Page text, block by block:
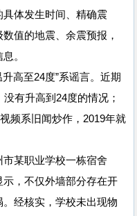
体发生时间、精确震
值的地震、余震预报，
。
高至24度”系谣言。近期
有升高到24度的情况；
频系旧闻炒作，2019年就
某职业学校一栋宿舍
，不仅外墙部分存在开
经核实，学校未出现物